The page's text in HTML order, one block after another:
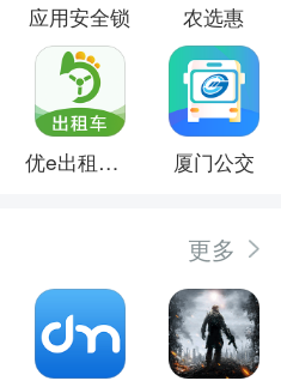
应用安全锁 农选惠
优e出租司机 厦门公交
更多